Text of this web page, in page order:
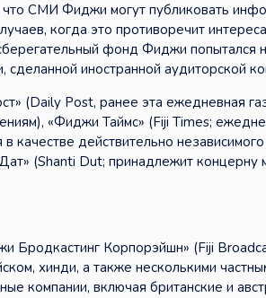
что СМИ Фиджи могут публиковать
когда это противоречит
фонд Фиджи попытался
иностранной аудиторской
(Daily Post, ранее эта ежедневная
«Фиджи Таймс» (Fiji Times;
качестве действительно
(Shanti Dut; принадлежит концерну
Бродкастинг Корпорэйшн» (Fiji
хинди, а также несколькими
компании, включая британские и